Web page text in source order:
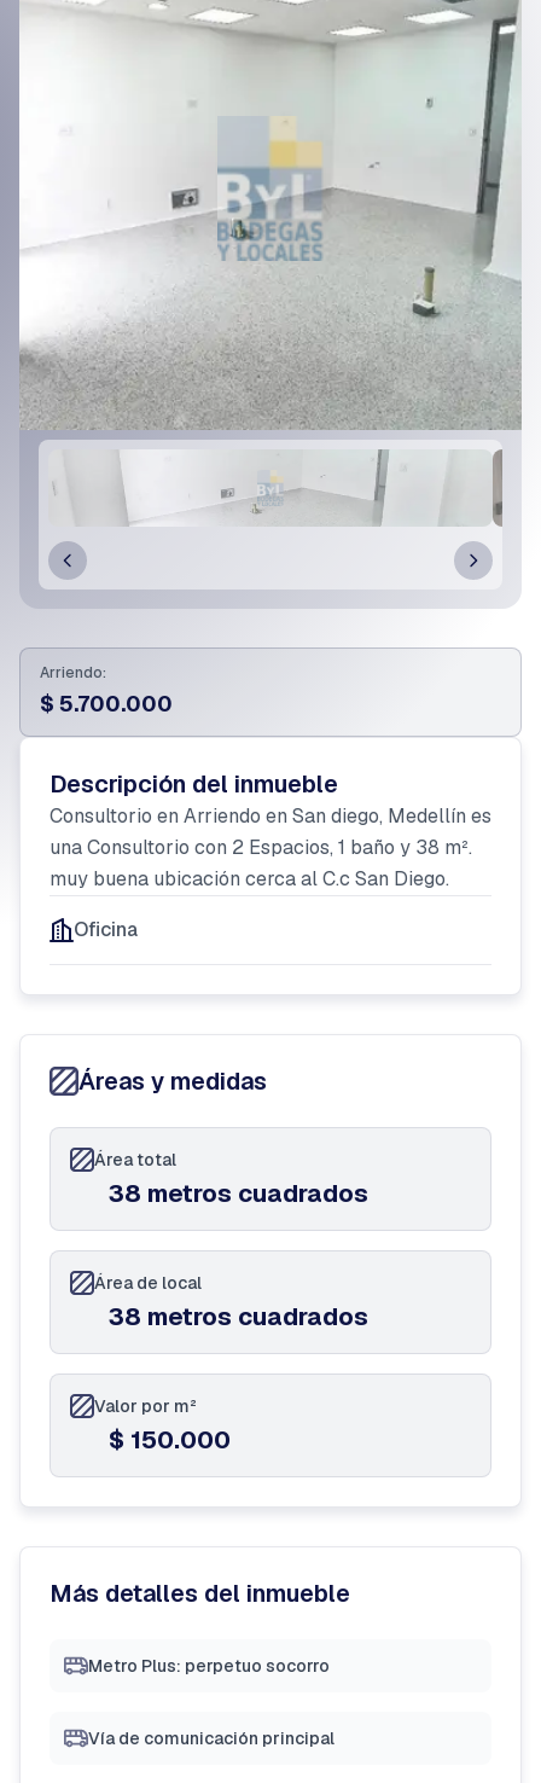
Arriendo:
$ 5.700.000
Descripción del inmueble
Consultorio en Arriendo en San diego, Medellín es
una Consultorio con 2 Espacios, 1 baño y 38 m².
muy buena ubicación cerca al C.c San Diego.
Oficina
Áreas y medidas
Área total
38 metros cuadrados
Área de local
38 metros cuadrados
Valor por m²
$ 150.000
Más detalles del inmueble
Metro Plus: perpetuo socorro
Vía de comunicación principal